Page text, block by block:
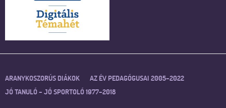
ARANYKOSZORÚS DIÁKOK
AZ ÉV PEDAGÓGUSAI 2005–2022
JÓ TANULÓ – JÓ SPORTOLÓ 1977–2018